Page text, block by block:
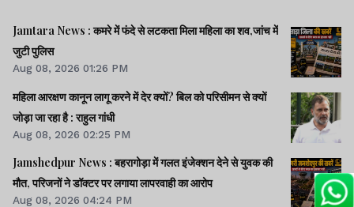
Jamtara News : कमरे में फंदे से लटकता मिला महिला का शव,जांच में
जुटी पुलिस
Aug 08, 2026 01:26 PM
महिला आरक्षण कानून लागू करने में देर क्यों? बिल को परिसीमन से क्यों
जोड़ा जा रहा है : राहुल गांधी
Aug 08, 2026 02:25 PM
Jamshedpur News : बहरागोड़ा में गलत इंजेक्शन देने से युवक की
मौत, परिजनों ने डॉक्टर पर लगाया लापरवाही का आरोप
Aug 08, 2026 04:24 PM